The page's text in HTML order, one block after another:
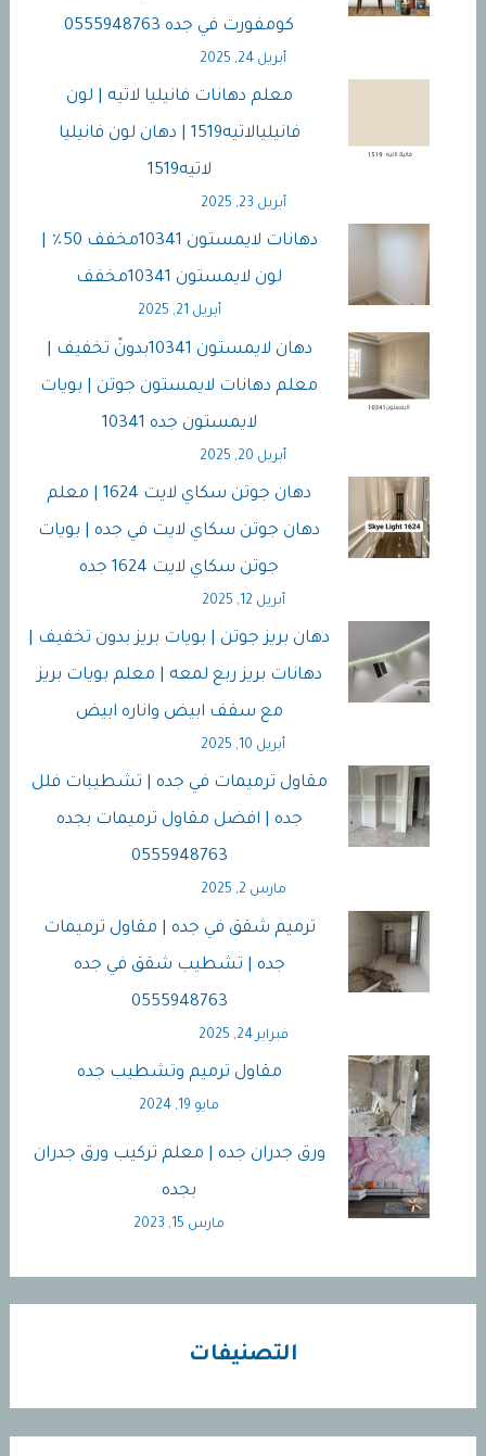
كومفورت في جده 0555948763
أبريل 24, 2025
معلم دهانات فانيليا لاتيه | لون
فانيليالاتيه1519 | دهان لون فانيليا
لاتيه1519
أبريل 23, 2025
دهانات لايمستون 10341مخفف 50٪ |
لون لايمستون 10341مخفف
أبريل 21, 2025
دهان لايمستون 10341بدونً تخفيف |
معلم دهانات لايمستون جوتن | بويات
لايمستون جده 10341
أبريل 20, 2025
دهان جوتن سكاي لايت 1624 | معلم
دهان جوتن سكاي لايت في جده | بويات
جوتن سكاي لايت 1624 جده
أبريل 12, 2025
دهان بريز جوتن | بويات بريز بدون تخفيف |
دهانات بريز ربع لمعه | معلم بويات بريز
مع سقف ابيض واناره ابيض
أبريل 10, 2025
مقاول ترميمات في جده | تشطيبات فلل
جده | افضل مقاول ترميمات بجده
0555948763
مارس 2, 2025
ترميم شقق في جده | مقاول ترميمات
جده | تشطيب شقق في جده
0555948763
فبراير 24, 2025
مقاول ترميم وتشطيب جده
مايو 19, 2024
ورق جدران جده | معلم تركيب ورق جدران
بجده
مارس 15, 2023
التصنيفات